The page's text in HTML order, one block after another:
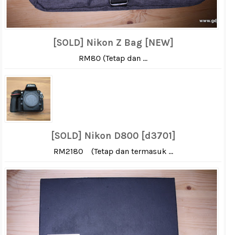
[SOLD] Nikon Z Bag [NEW]
RM80 (Tetap dan ...
[SOLD] Nikon D800 [d3701]
RM2180 (Tetap dan termasuk ...